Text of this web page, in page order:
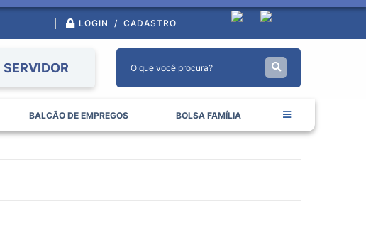
LOGIN / CADASTRO
SERVIDOR
BALCÃO DE EMPREGOS BOLSA FAMÍLIA